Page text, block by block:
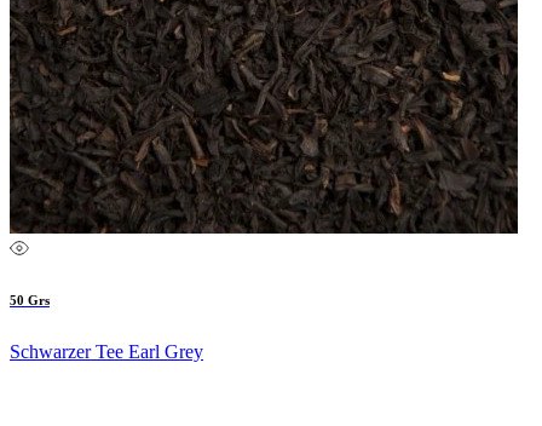
50 Grs
Schwarzer Tee Earl Grey